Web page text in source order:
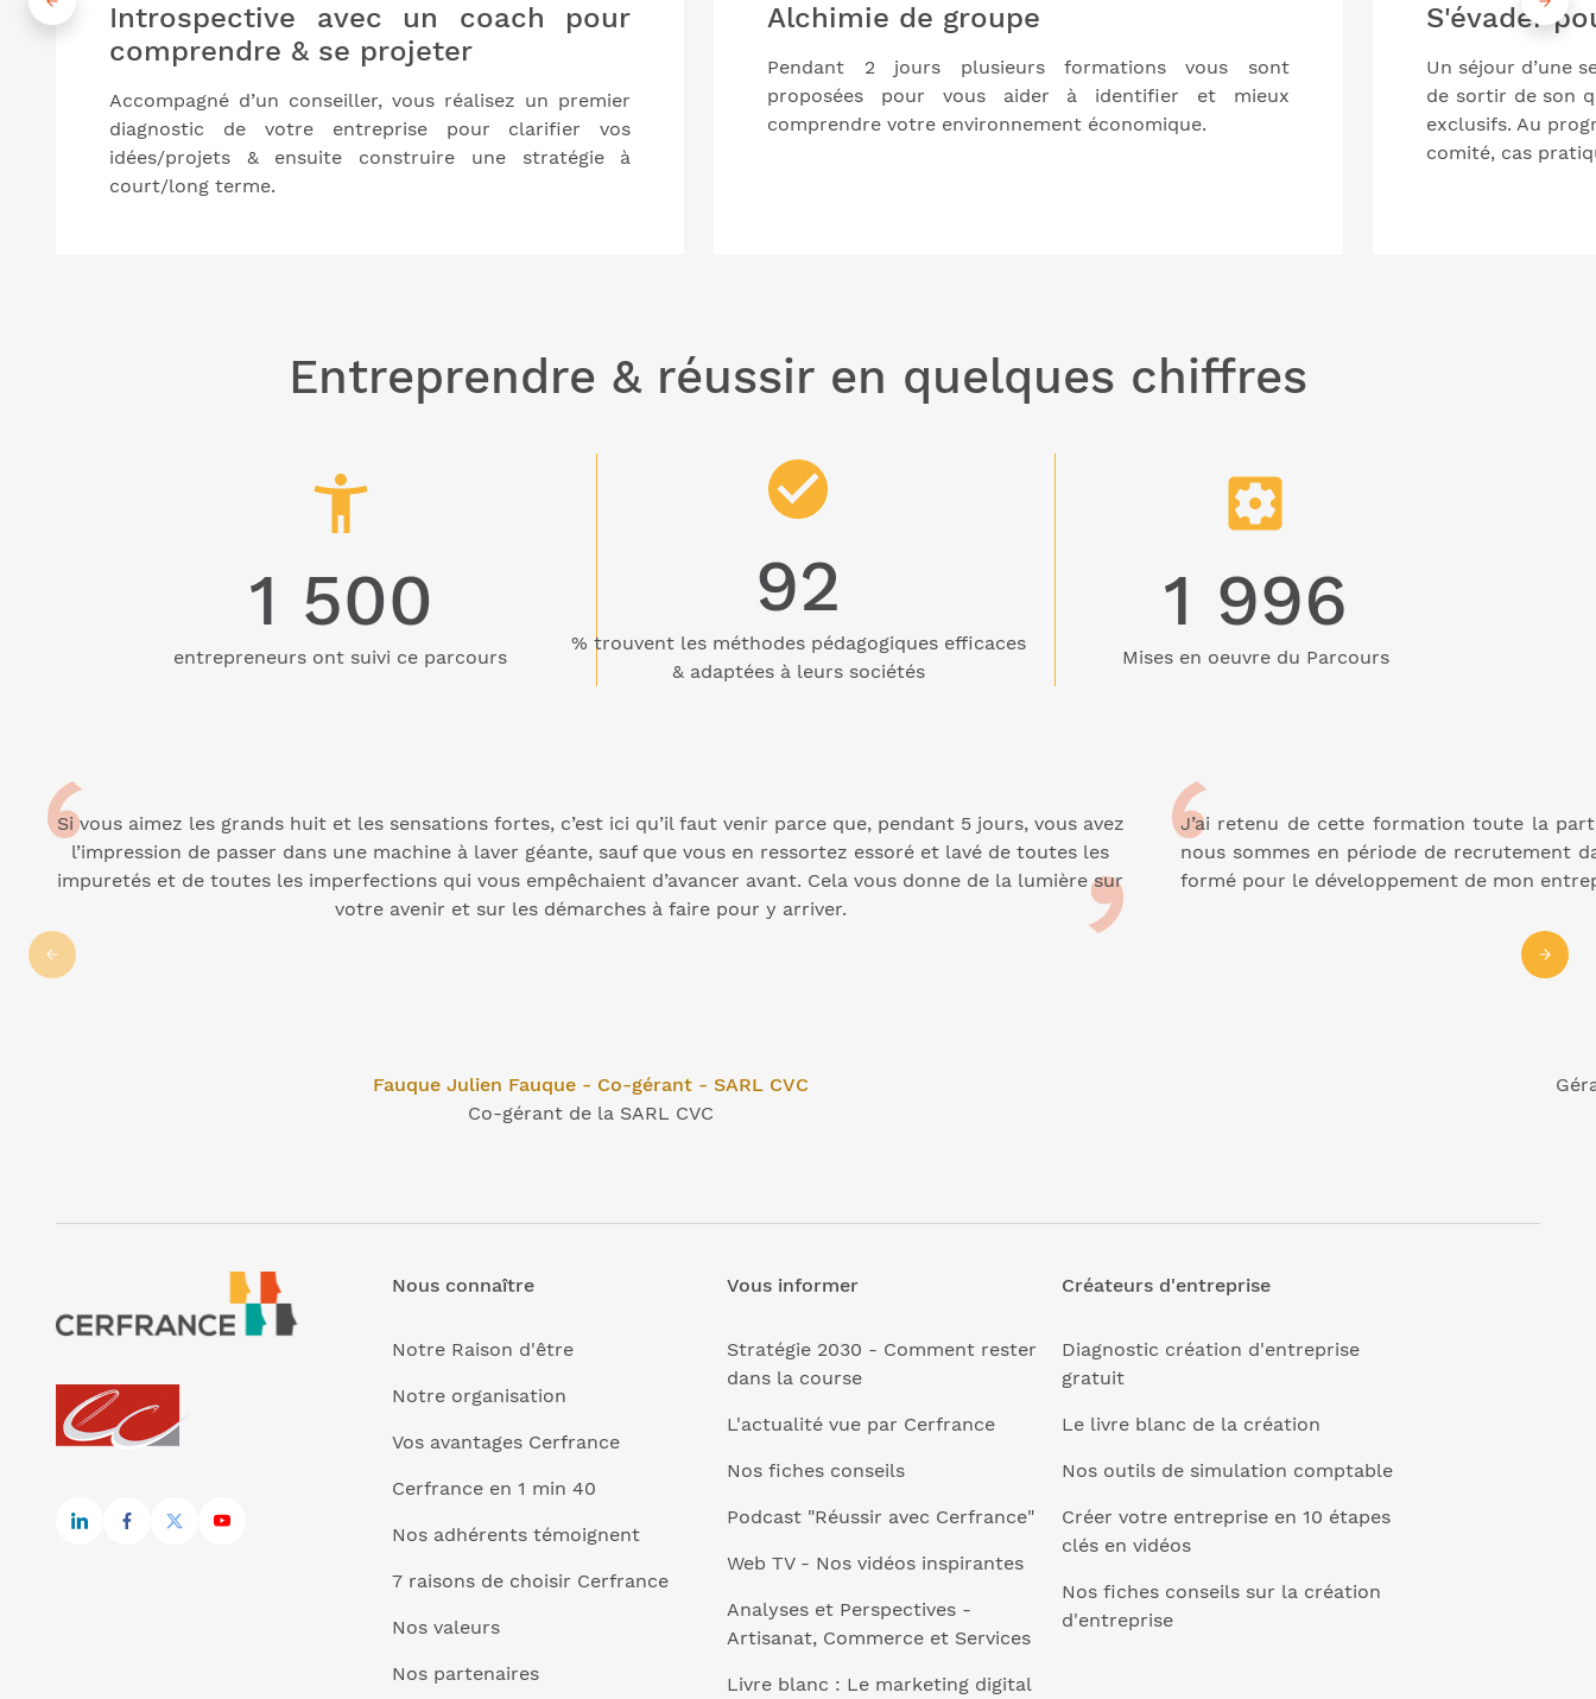
Introspective avec un coach pour
comprendre & se projeter
Accompagné d’un conseiller, vous réalisez un premier
diagnostic de votre entreprise pour clarifier vos
idées/projets & ensuite construire une stratégie à
court/long terme.
Alchimie de groupe
Pendant 2 jours plusieurs formations vous sont
proposées pour vous aider à identifier et mieux
comprendre votre environnement économique.
S'évader
Un séjour d’une
de sortir de son
exclusifs. Au
comité, cas
Entreprendre & réussir en quelques chiffres
1 500
entrepreneurs ont suivi ce parcours
92
% trouvent les méthodes pédagogiques efficaces
& adaptées à leurs sociétés
1 996
Mises en oeuvre du Parcours
Si vous aimez les grands huit et les sensations fortes, c’est ici qu’il faut venir parce que, pendant 5 jours, vous avez
l’impression de passer dans une machine à laver géante, sauf que vous en ressortez essoré et lavé de toutes les
impuretés et de toutes les imperfections qui vous empêchaient d’avancer avant. Cela vous donne de la lumière sur
votre avenir et sur les démarches à faire pour y arriver.
Fauque Julien Fauque - Co-gérant - SARL CVC
Co-gérant de la SARL CVC
J’ai retenu de cette formation toute la
nous sommes en période de recrutement
formé pour le développement de mon
Nous connaître
Notre Raison d'être
Notre organisation
Vos avantages Cerfrance
Cerfrance en 1 min 40
Nos adhérents témoignent
7 raisons de choisir Cerfrance
Nos valeurs
Nos partenaires
Vous informer
Stratégie 2030 - Comment rester
dans la course
L'actualité vue par Cerfrance
Nos fiches conseils
Podcast "Réussir avec Cerfrance"
Web TV - Nos vidéos inspirantes
Analyses et Perspectives -
Artisanat, Commerce et Services
Livre blanc : Le marketing digital
Créateurs d'entreprise
Diagnostic création d'entreprise
gratuit
Le livre blanc de la création
Nos outils de simulation comptable
Créer votre entreprise en 10 étapes
clés en vidéos
Nos fiches conseils sur la création
d'entreprise